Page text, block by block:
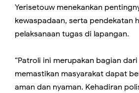
Yerisetouw menekankan
kewaspadaan, serta pendekatan
pelaksanaan tugas di lapangan.
“Patroli ini merupakan bagian
memastikan masyarakat dapat
aman dan nyaman. Kehadiran